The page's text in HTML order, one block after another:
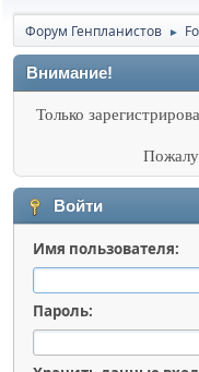
Форум Генпланистов ►
Внимание!
Только
Войти
Имя пользователя:
Пароль: